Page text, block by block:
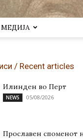
МЕДИЈА
/ Recent articles
Илинден во Перт
NEWS 05/08/2026
Прославен споменот